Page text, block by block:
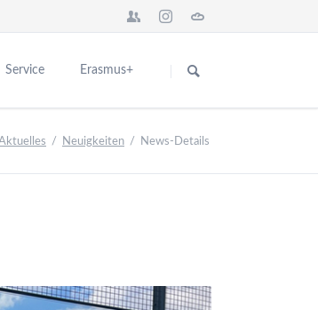
überspringen
Service
für Ausbildungsschulen
Erasmus+
BBS Europe
City and College
Neuigkeiten News-Details